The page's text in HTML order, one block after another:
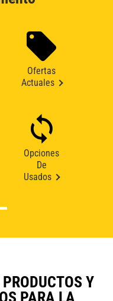
Ofertas
Actuales
Opciones
De
Usados
Y